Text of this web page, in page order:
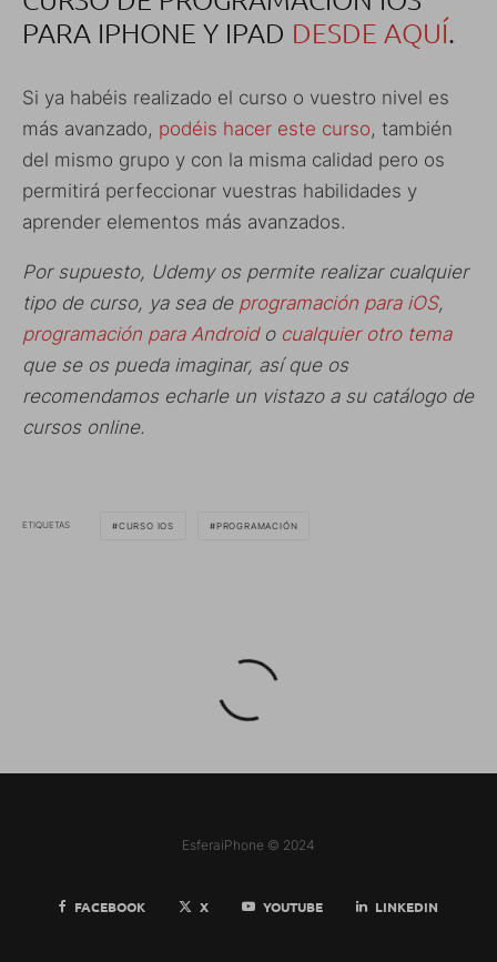
PARA IPHONE Y IPAD DESDE AQUÍ.
Si ya habéis realizado el curso o vuestro nivel es
más avanzado, podéis hacer este curso, también
del mismo grupo y con la misma calidad pero os
permitirá perfeccionar vuestras habilidades y
aprender elementos más avanzados.
Por supuesto, Udemy os permite realizar cualquier
tipo de curso, ya sea de programación para iOS,
programación para Androido cualquier otro tema
que se os pueda imaginar, así que os
recomendamos echarle un vistazo a su catálogo de
cursos online.
ETIQUETAS CURSO IOS PROGRAMACIÓN
EsferaiPhone © 2024
FACEBOOK X YOUTUBE LINKEDIN